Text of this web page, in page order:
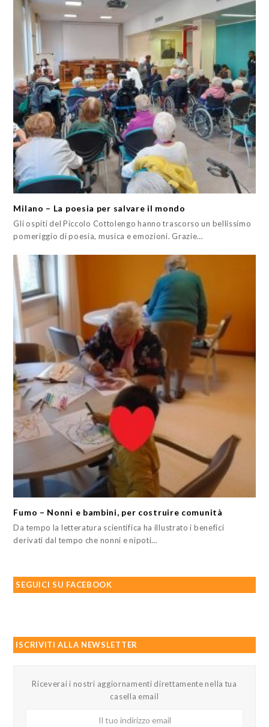
Milano – La poesia per salvare il mondo
Gli ospiti del Piccolo Cottolengo hanno trascorso un bellissimo
pomeriggio di poesia, musica e emozioni. Grazie…
Fumo – Nonni e bambini, per costruire comunità
Da tempo la letteratura scientifica ha illustrato i benefici
derivati dal tempo che nonni e nipoti…
SEGUICI SU FACEBOOK
ISCRIVITI ALLA NEWSLETTER
Riceverai i nostri aggiornamenti direttamente nella tua
casella email